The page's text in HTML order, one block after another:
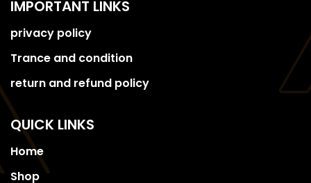
IMPORTANT LINKS
privacy policy
Trance and condition
return and refund policy
QUICK LINKS
Home
Shop